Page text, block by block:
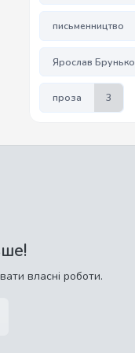
письменництво
Ярослав Брунько
проза 3
власні роботи.